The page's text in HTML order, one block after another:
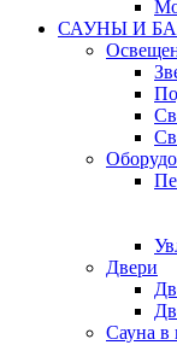
САУНЫ И
Двери
Сауна в